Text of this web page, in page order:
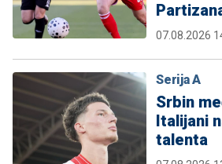
07.08.2026
Serija A
Srbin
Italijani
talenta